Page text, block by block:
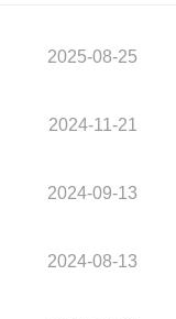
2025-08-25
2024-11-21
2024-09-13
2024-08-13